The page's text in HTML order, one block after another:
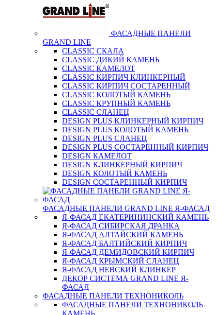
ФАСАДНЫЕ ПАНЕЛИ
GRAND LINE
CLASSIC СКАЛА
CLASSIC ДИКИЙ КАМЕНЬ
CLASSIC КАМЕЛОТ
CLASSIC КИРПИЧ КЛИНКЕРНЫЙ
CLASSIC КИРПИЧ СОСТАРЕННЫЙ
CLASSIC КОЛОТЫЙ КАМЕНЬ
CLASSIC КРУПНЫЙ КАМЕНЬ
CLASSIC СЛАНЕЦ
DESIGN PLUS КЛИНКЕРНЫЙ КИРПИЧ
DESIGN PLUS КОЛОТЫЙ КАМЕНЬ
DESIGN PLUS СЛАНЕЦ
DESIGN PLUS СОСТАРЕННЫЙ КИРПИЧ
DESIGN КАМЕЛОТ
DESIGN КЛИНКЕРНЫЙ КИРПИЧ
DESIGN КОЛОТЫЙ КАМЕНЬ
DESIGN СОСТАРЕННЫЙ КИРПИЧ
ФАСАДНЫЕ ПАНЕЛИ GRAND LINE Я-ФАСАД
Я-ФАСАД ЕКАТЕРИНИНСКИЙ КАМЕНЬ
Я-ФАСАД СИБИРСКАЯ ДРАНКА
Я-ФАСАД АЛТАЙСКИЙ КАМЕНЬ
Я-ФАСАД БАЛТИЙСКИЙ КИРПИЧ
Я-ФАСАД ДЕМИДОВСКИЙ КИРПИЧ
Я-ФАСАД КРЫМСКИЙ СЛАНЕЦ
Я-ФАСАД НЕВСКИЙ КЛИНКЕР
ДЕКОР СИСТЕМА GRAND LINE Я-
ФАСАД
ФАСАДНЫЕ ПАНЕЛИ ТЕХНОНИКОЛЬ
ФАСАДНЫЕ ПАНЕЛИ ТЕХНОНИКОЛЬ
КАМЕНЬ